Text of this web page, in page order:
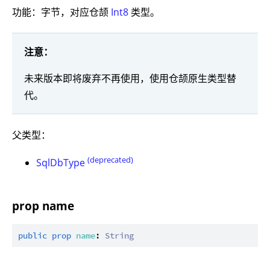
功能：字节，对应仓颉 Int8 类型。
注意：
未来版本即将废弃不再使用，使用仓颉原生类型替
代。
父类型：
SqlDbType (deprecated)
prop name
public prop name: String